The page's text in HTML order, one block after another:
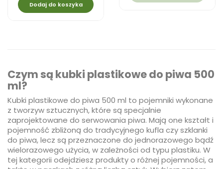
Dodaj do koszyka
Czym są kubki plastikowe do piwa 500
ml?
Kubki plastikowe do piwa 500 ml to pojemniki wykonane
z tworzyw sztucznych, które są specjalnie
zaprojektowane do serwowania piwa. Mają one kształt i
pojemność zbliżoną do tradycyjnego kufla czy szklanki
do piwa, lecz są przeznaczone do jednorazowego bądź
wielorazowego użycia, w zależności od typu plastiku. W
tej kategorii odejdziesz produkty o różnej pojemności, a